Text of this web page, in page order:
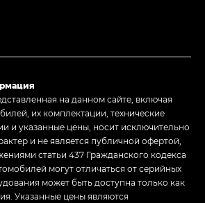
на данном сайте, включая
их комплектации, технические
и указанные цены, носит исключительно
и не является публичной офертой,
статьи 437 Гражданского кодекса
могут отличаться от серийных
может быть доступна только как
Указанные цены являются